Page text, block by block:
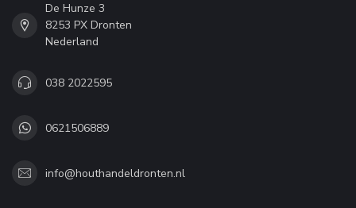
De Hunze 3
8253 PX Dronten
Nederland
038 2022595
0621506889
info@houthandeldronten.nl